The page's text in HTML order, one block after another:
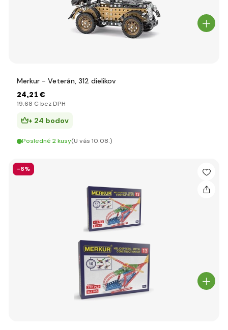
Merkur - Veterán, 312 dielikov
24,21 €
19,68 € bez DPH
+ 24 bodov
Posledné 2 kusy(U vás 10.08.)
-6%